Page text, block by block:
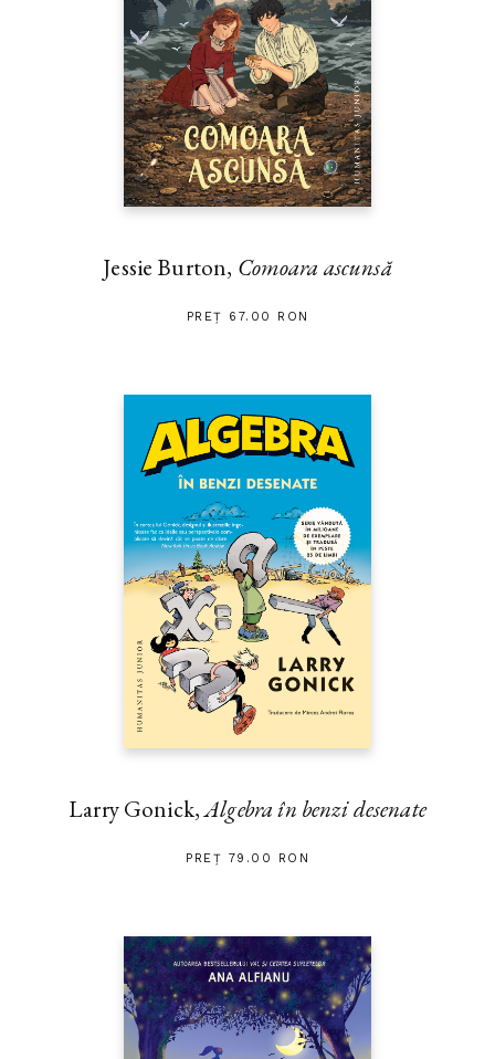
Jessie Burton, Comoara ascunsă
PREȚ 67.00 RON
Larry Gonick,Algebra în benzi desenate
PREȚ 79.00 RON